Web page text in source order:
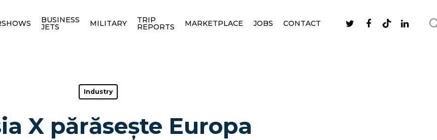
BUSINESS
JETS MILITARY TRIP
REPORTS MARKETPLACE JOBS CONTACT
Industry
X părăsește Europa